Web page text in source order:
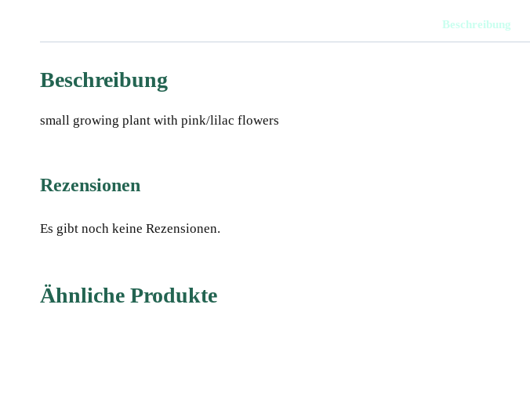
Beschreibung
Beschreibung
small growing plant with pink/lilac flowers
Rezensionen
Es gibt noch keine Rezensionen.
Ähnliche Produkte